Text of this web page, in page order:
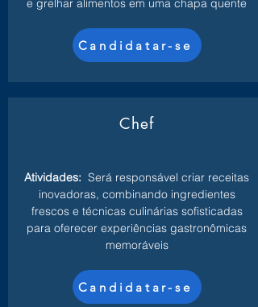
e grelhar alimentos em uma chapa quente
Candidatar-se
Chef
Atividades: Será responsável criar receitas
inovadoras, combinando ingredientes
frescos e técnicas culinárias sofisticadas
para oferecer experiências gastronômicas
memoráveis
Candidatar-se